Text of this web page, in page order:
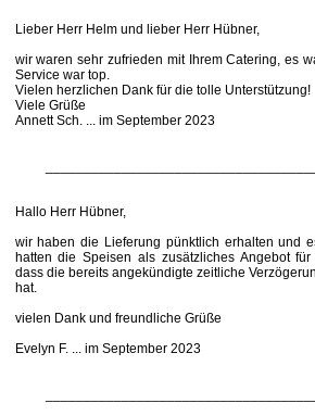
Lieber Herr Helm und lieber Herr Hübner,
wir waren sehr zufrieden mit Ihrem Catering, es
Service war top.
Vielen herzlichen Dank für die tolle Unterstützung!
Viele Grüße
Annett Sch. ... im September 2023
Hallo Herr Hübner,
wir haben die Lieferung pünktlich erhalten und
hatten die Speisen als zusätzliches Angebot
dass die bereits angekündigte zeitliche
hat.
vielen Dank und freundliche Grüße
Evelyn F. ... im September 2023